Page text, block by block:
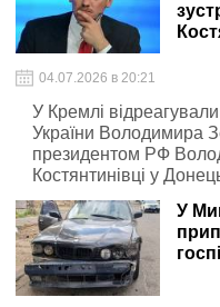
04.07.2026 в 20:21
У Кремлі
України Володимира
президентом РФ
Костянтинівці у
сторона називає
У